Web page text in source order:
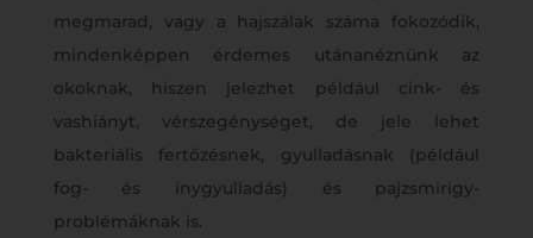
megmarad, vagy a hajszálak száma fokozódik,
mindenképpen érdemes utánanéznünk az
okoknak, hiszen jelezhet például cink- és
vashiányt, vérszegénységet, de jele lehet
bakteriális fertőzésnek, gyulladásnak (például
fog- és ínygyulladás) és pajzsmirigy-
problémáknak is.